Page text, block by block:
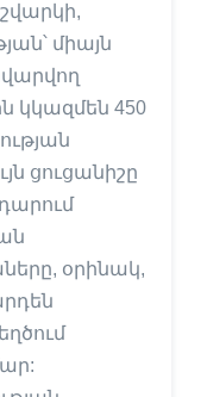
միայն
կկազմեն 450
ցուցանիշը
օրինակ,